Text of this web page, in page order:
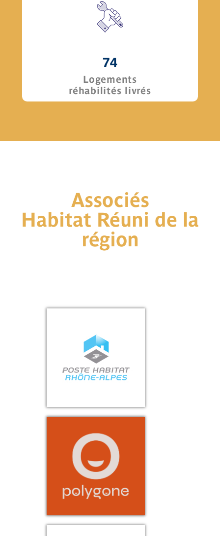
74
Logements
réhabilités livrés
Associés
Habitat Réuni de la
région